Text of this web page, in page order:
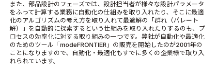
また、部品設計のフェーズでは、設計担当者が様々な設計パラメータ
をふって計算する業務に自動化の仕組みを取り入れたり、そこに最適
化のアルゴリズムの考え方を取り入れて最適解の「群れ（パレート
解）」を自動的に探索するという仕組みを取り入れたりするのも、プ
ロセスの効率化に対する取り組みの一つです。弊社が自動化や最適化
のためのツール「modeFRONTIER」の販売を開始したのが2001年の
ことになりますので、自動化・最適化もすでに多くの企業様で取り入
れられています。